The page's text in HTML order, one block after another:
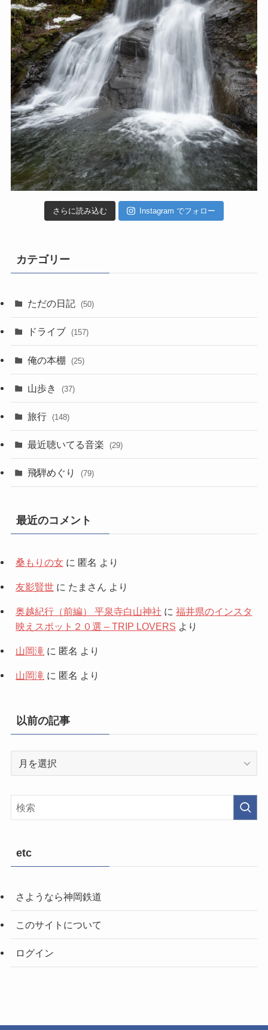
さらに読み込む Instagram でフォロー
カテゴリー
ただの日記 (50)
ドライブ (157)
俺の本棚 (25)
山歩き (37)
旅行 (148)
最近聴いてる音楽 (29)
飛騨めぐり (79)
最近のコメント
桑もりの女に 匿名 より
友影賢世に たまさん より
奥越紀行（前編） 平泉寺白山神社 に 福井県のインスタ
映えスポット２０選 – TRIP LOVERS より
山岡滝 に 匿名 より
山岡滝 に 匿名 より
以前の記事
記
etc
さようなら神岡鉄道
このサイトについて
ログイン